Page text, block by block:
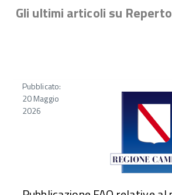
Gli ultimi articoli su
Pubblicato:
20 Maggio
2026